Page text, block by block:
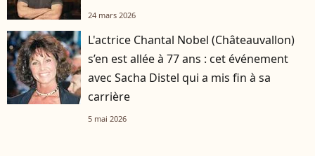
24 mars 2026
L'actrice Chantal Nobel (Châteauvallon)
s’en est allée à 77 ans : cet événement
avec Sacha Distel qui a mis fin à sa
carrière
5 mai 2026